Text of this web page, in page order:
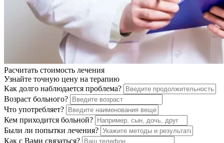
Расчитать стоимость лечения
Узнайте точную цену на терапию
Как долго наблюдается проблема?
Возраст больного?
Что употребляет?
Кем приходится больной?
Были ли попытки лечения?
Как с Вами связаться?